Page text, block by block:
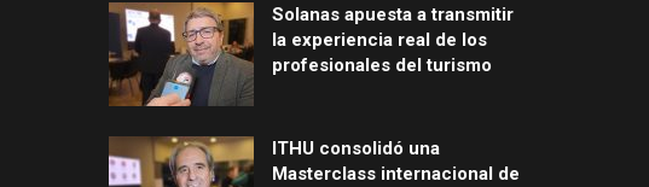
Solanas apuesta a transmitir
la experiencia real de los
profesionales del turismo
ITHU consolidó una
Masterclass internacional de